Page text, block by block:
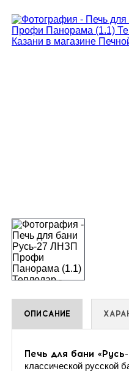
ОПИСАНИЕ
Печь для бани
классической русской